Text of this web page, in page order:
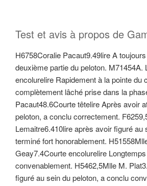
Test et avis à propos de
H6758Coralie Pacaut9.49lire A
deuxième partie du peloton. M71454A.
encolurelire Rapidement à la pointe du
complètement lâché prise dans la
Pacaut48.6Courte têtelire Après avoir
peloton, a conclu correctement.
Lemaitre6.410lire après avoir figuré au
terminé fort honorablement.
Geay7.4Courte encolurelire
convenablement. H5462,5Mlle M.
figuré au sein du peloton, a conclu